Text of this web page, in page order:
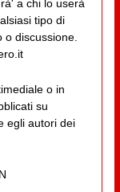
a chi lo userà
tipo di
o discussione.
o in
su
egli autori dei